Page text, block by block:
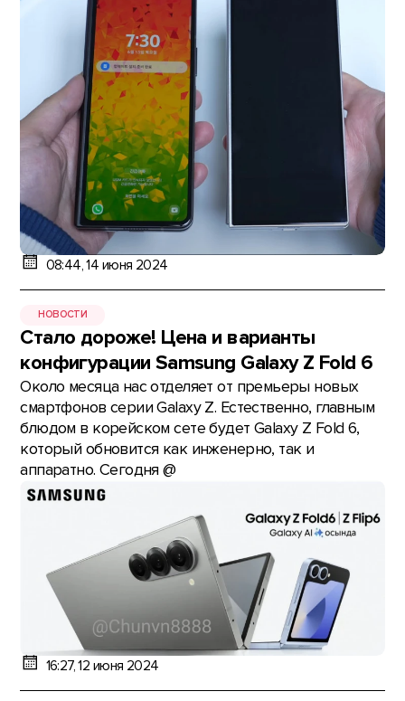
08:44, 14 июня 2024
НОВОСТИ
Стало дороже! Цена и варианты
конфигурации Samsung Galaxy Z Fold 6
Около месяца нас отделяет от премьеры новых
смартфонов серии Galaxy Z. Естественно, главным
блюдом в корейском сете будет Galaxy Z Fold 6,
который обновится как инженерно, так и
аппаратно. Сегодня @
16:27, 12 июня 2024